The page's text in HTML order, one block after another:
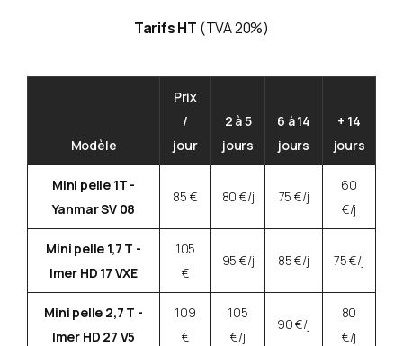
Tarifs HT (TVA 20%)
Modèle
Prix
/
jour
2 à 5
jours
6 à 14
jours
+ 14
jours
Mini pelle 1T -
Yanmar SV 08
85 € 80 €/j 75 €/j
60
€/j
Mini pelle 1,7 T -
Imer HD 17 VXE
105
€
95 €/j 85 €/j 75 €/j
Mini pelle 2,7 T -
Imer HD 27 V5
109
€
105
€/j
90 €/j
80
€/j